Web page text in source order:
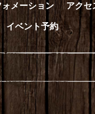
メーション アクセ
イベント予約